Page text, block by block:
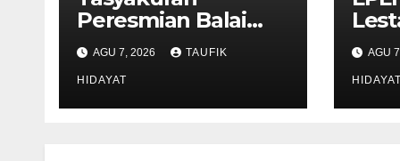
Peresmian Balai
Warga RW 014
Cengkareng Timur,
Warga Didorong
Manfaatkan untuk
AGU 7, 2026 TAUFIK
HIDAYAT
AGU
HIDAYAT